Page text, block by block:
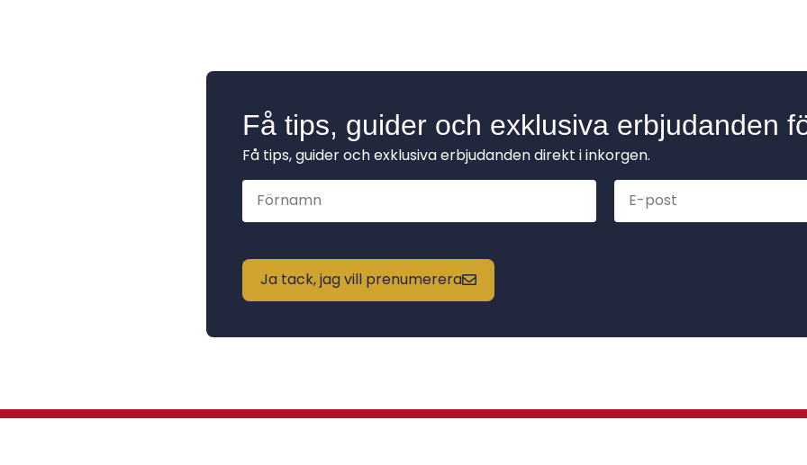
Få tips, guider och exklusiva erbjudanden
Få tips, guider och exklusiva erbjudanden direkt i inkorgen.
Ja tack, jag vill prenumerera